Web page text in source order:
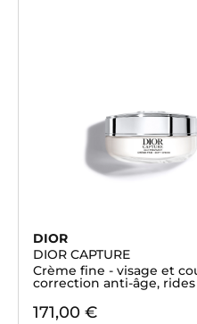
DIOR
DIOR CAPTURE
Crème fine - visage et
correction anti-âge,
171,00 €